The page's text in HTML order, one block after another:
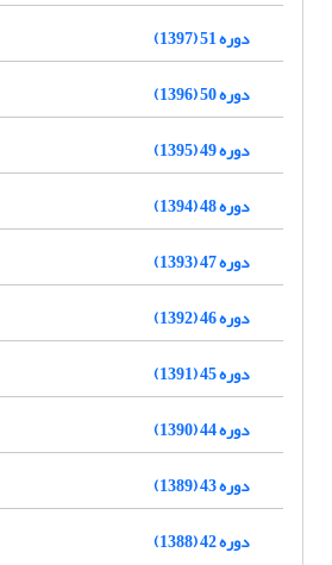
دوره 51 (1397)
دوره 50 (1396)
دوره 49 (1395)
دوره 48 (1394)
دوره 47 (1393)
دوره 46 (1392)
دوره 45 (1391)
دوره 44 (1390)
دوره 43 (1389)
دوره 42 (1388)